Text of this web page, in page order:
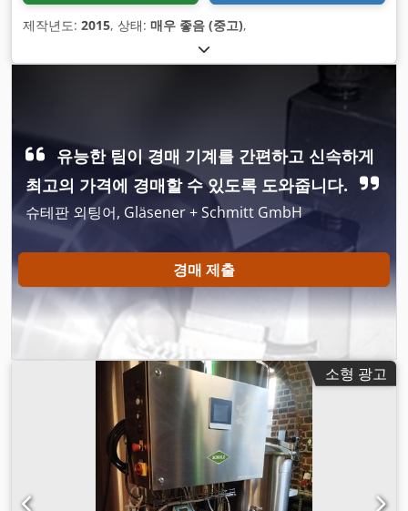
제작년도: 2015, 상태: 매우 좋음 (중고),
유능한 팀이 경매 기계를 간편하고 신속하게
최고의 가격에 경매할 수 있도록 도와줍니다.
슈테판 외팅어, Gläsener + Schmitt GmbH
경매 제출
소형 광고